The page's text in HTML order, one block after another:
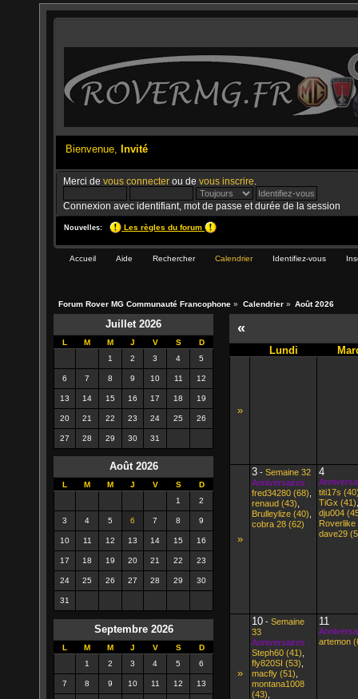
Bienvenue, Invité
Merci devous connecter ou devous inscrire
Connexion avec identifiant, mot de passe et durée de la session
Nouvelles: Les règles du forum
Accueil Aide Rechercher Calendrier Identifiez-vous
Forum Rover MG Communauté Francophone » Calendrier» Août 2026
Juillet 2026
L M M J V S
D
1
2 3 4 5
6 7 8 9 10 11 12
13 14 15 16 17 18 19
20 21 22 23 24 25 26
27 28 29 30 31
Août 2026
L M M J V S
D
1
2
3 4 5 6 7 8 9
10 11 12 13 14 15 16
17 18 19 20 21 22 23
24 25 26 27 28 29 30
31
Septembre 2026
L M M J V S
D
1
2 3 4 5 6
7 8 9 10 11 12 13
«
Lundi
»
»
3 - Semaine 32
Anniversaires :
fred34280 (68),
renaud (43),
Brulleylize (40),
cobra 28 (62)
4
titi17s
TiGx (41),
dju004
Roverlike
dave29
»
10 - Semaine
33
Anniversaires :
Steph60 (41),
fly820SI (53),
macfly (51),
montana1008
(43),
11
artemon